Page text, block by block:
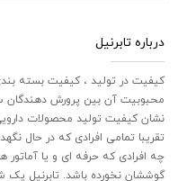
درباره تابرنیل
کیفیت در تولید ، کیفیت بسته
محبوبیت آن بین پرورش دهندگان
تقریبا تمامی افرادی که در حال
چه افرادی که حرفه ای و یا آماتور
گوششان نخورده باشد. تابرنیل